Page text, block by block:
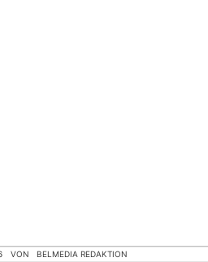
VON BELMEDIA REDAKTION